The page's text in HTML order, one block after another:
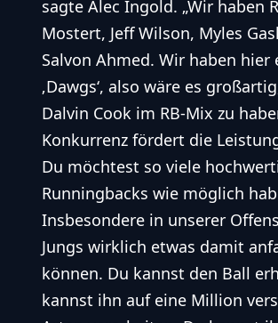
sagte Alec Ingold. „Wir haben
Mostert, Jeff Wilson, Myles
Salvon Ahmed. Wir haben hier
‚Dawgs‘, also wäre es
Dalvin Cook im RB-Mix zu
Konkurrenz fördert die
Du möchtest so viele
Runningbacks wie möglich
Insbesondere in unserer
Jungs wirklich etwas damit
können. Du kannst den Ball
kannst ihn auf eine Million